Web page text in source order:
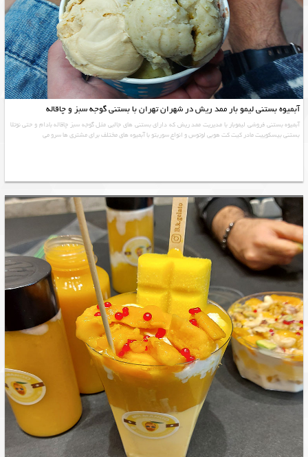
آبمیوه بستنی لیمو بار ممد ریش در شهران تهران با بستني گوجه سبز و چاقاله
آبمیوه بستنی فروشی ليموبار با مدیریت ممد ریش که دارای بستنی های جالبی مثل گوجه سبز چاقاله بادام و حتی نوتلا
بستنی بیسکوییت مادر کیت کت هوبی لوتوس و انواع سوربتو با آبمیوه های مختلف برای مشتری ها سرو می